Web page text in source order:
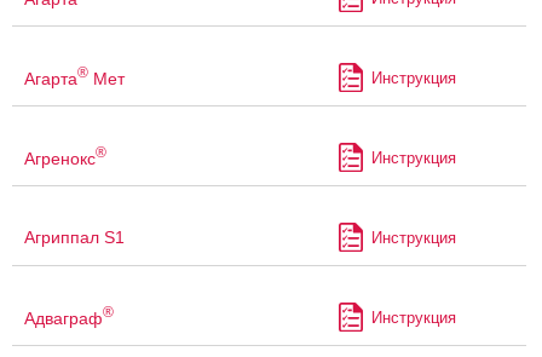
Агарта® Мет Инструкция
Агренокс® Инструкция
Агриппал S1 Инструкция
Адваграф® Инструкция